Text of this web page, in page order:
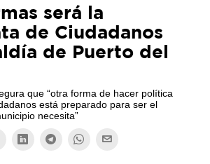
será la
de Ciudadanos
de Puerto del
que “otra forma de hacer política
está preparado para ser el
necesita”